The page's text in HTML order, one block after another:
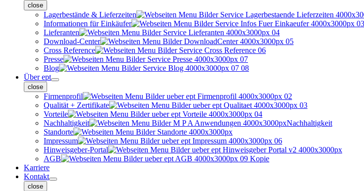
close
Lagerbestände & Lieferzeiten
Informationen für Einkäufer
Lieferanten
Download-Center
Cross Reference
Presse
Blog
Über ept
close
Firmenprofil
Qualität + Zertifikate
Vorteile
Nachhaltigkeit
Nachhaltigkeit
Standorte
Impressum
Hinweisgeber-Portal
AGB
Karriere
Kontakt
close